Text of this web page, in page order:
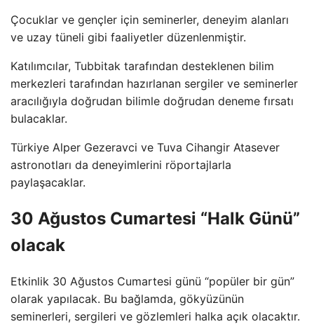
Çocuklar ve gençler için seminerler, deneyim alanları
ve uzay tüneli gibi faaliyetler düzenlenmiştir.
Katılımcılar, Tubbitak tarafından desteklenen bilim
merkezleri tarafından hazırlanan sergiler ve seminerler
aracılığıyla doğrudan bilimle doğrudan deneme fırsatı
bulacaklar.
Türkiye Alper Gezeravci ve Tuva Cihangir Atasever
astronotları da deneyimlerini röportajlarla
paylaşacaklar.
30 Ağustos Cumartesi “Halk Günü”
olacak
Etkinlik 30 Ağustos Cumartesi günü “popüler bir gün”
olarak yapılacak. Bu bağlamda, gökyüzünün
seminerleri, sergileri ve gözlemleri halka açık olacaktır.